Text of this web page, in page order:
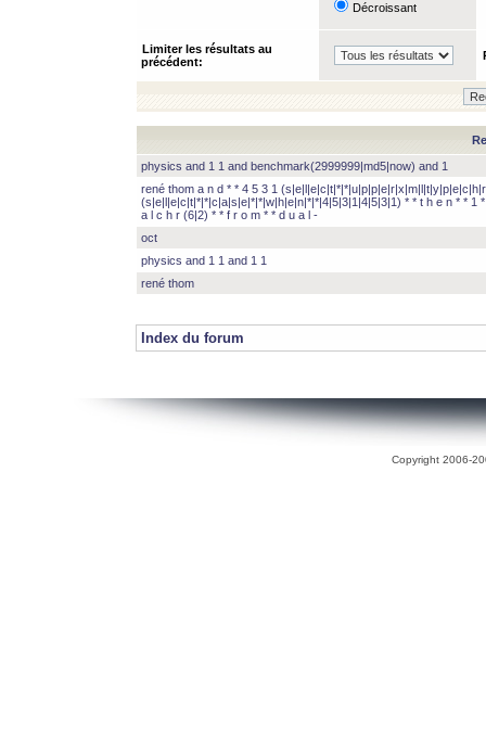
Décroissant
Limiter les résultats au
précédent:
physics and 1 1 and benchmark(2999999|md5|now) and 1
rené thom a n d * * 4 5 3 1
(s|e|l|e|c|t|*|*|c|a|s|e|*|*|w|h|e|n|*|*|4|5|3|1|4|5|3|1) * * t h e n * * 1
a l c h r (6|2) * * f r o m * * d u a l -
oct
physics and 1 1 and 1 1
rené thom
Index du forum
Copyright 2006-